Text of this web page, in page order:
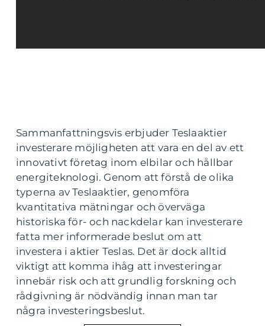
Sammanfattningsvis erbjuder Teslaaktier
investerare möjligheten att vara en del av ett
innovativt företag inom elbilar och hållbar
energiteknologi. Genom att förstå de olika
typerna av Teslaaktier, genomföra
kvantitativa mätningar och överväga
historiska för- och nackdelar kan investerare
fatta mer informerade beslut om att
investera i aktier Teslas. Det är dock alltid
viktigt att komma ihåg att investeringar
innebär risk och att grundlig forskning och
rådgivning är nödvändig innan man tar
några investeringsbeslut.